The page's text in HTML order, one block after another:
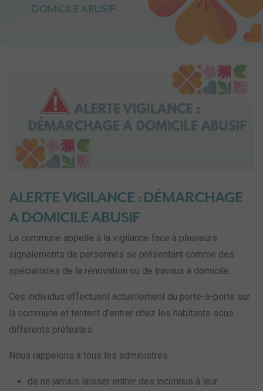
DOMICILE ABUSIF
ALERTE VIGILANCE : DÉMARCHAGE
A DOMICILE ABUSIF
La commune appelle à la vigilance face à plusieurs
signalements de personnes se présentant comme des
spécialistes de la rénovation ou de travaux à domicile.
Ces individus effectuent actuellement du porte-à-porte sur
la commune et tentent d’entrer chez les habitants sous
différents prétextes.
Nous rappelons à tous les administrés :
de ne jamais laisser entrer des inconnus à leur